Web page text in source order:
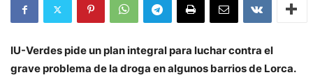
IU-Verdes pide un plan integral para luchar contra el
grave problema de la droga en algunos barrios de Lorca.